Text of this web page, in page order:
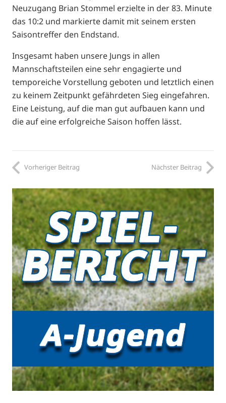
Neuzugang Brian Stommel erzielte in der 83. Minute
das 10:2 und markierte damit mit seinem ersten
Saisontreffer den Endstand.
Insgesamt haben unsere Jungs in allen
Mannschaftsteilen eine sehr engagierte und
temporeiche Vorstellung geboten und letztlich einen
zu keinem Zeitpunkt gefährdeten Sieg eingefahren.
Eine Leistung, auf die man gut aufbauen kann und
die auf eine erfolgreiche Saison hoffen lässt.
Vorheriger Beitrag Nächster Beitrag